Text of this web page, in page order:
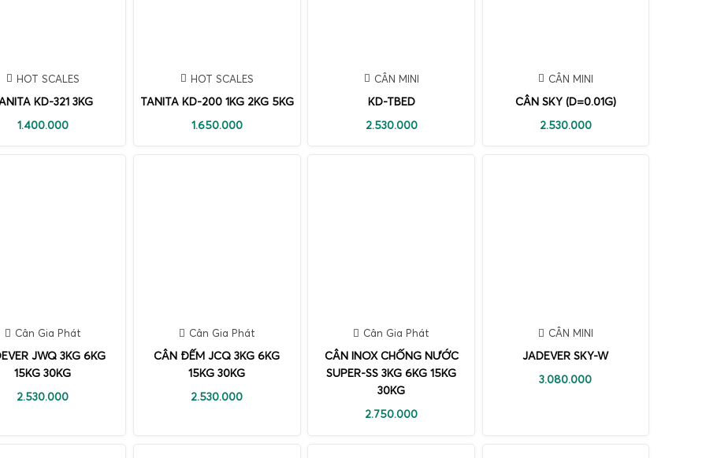
HOT SCALES
KD-321 3KG
1.400.000
HOT SCALES
TANITA KD-200 1KG 2KG 5KG
1.650.000
CÂN MINI
KD-TBED
2.530.000
CÂN MINI
CÂN SKY (D=0.01G)
2.530.000
Cân Gia Phát
JWQ 3KG 6KG
15KG 30KG
2.530.000
Cân Gia Phát
CÂN ĐẾM JCQ 3KG 6KG
15KG 30KG
2.530.000
Cân Gia Phát
CÂN INOX CHỐNG NƯỚC
SUPER-SS 3KG 6KG 15KG
30KG
2.750.000
CÂN MINI
JADEVER SKY-W
3.080.000